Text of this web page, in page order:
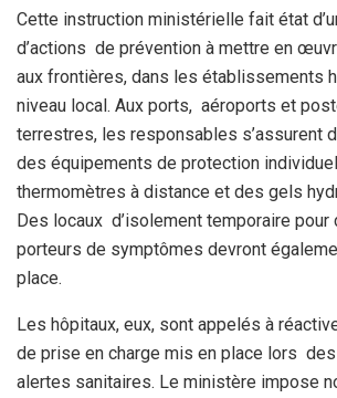
Cette instruction ministérielle fait état
d’actions de prévention à mettre en
aux frontières, dans les établissements
niveau local. Aux ports, aéroports et
terrestres, les responsables s’assurent
des équipements de protection
thermomètres à distance et des gels
Des locaux d’isolement temporaire pour
porteurs de symptômes devront
place.
Les hôpitaux, eux, sont appelés à
de prise en charge mis en place lors
alertes sanitaires. Le ministère impose